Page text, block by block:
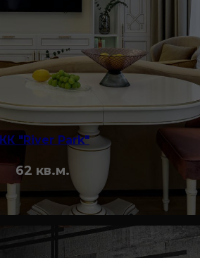
"River Park"
62 кв.м.